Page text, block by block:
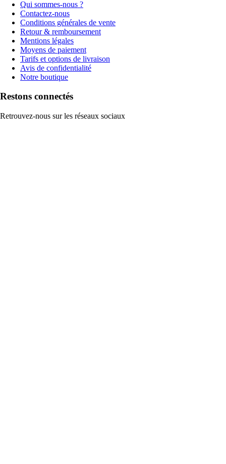
Qui sommes-nous ?
Contactez-nous
Conditions générales de vente
Retour & remboursement
Mentions légales
Moyens de paiement
Tarifs et options de livraison
Avis de confidentialité
Notre boutique
Restons connectés
Retrouvez-nous sur les réseaux sociaux